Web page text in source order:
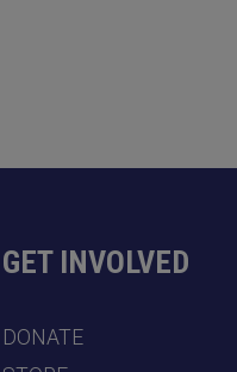
GET INVOLVED
DONATE